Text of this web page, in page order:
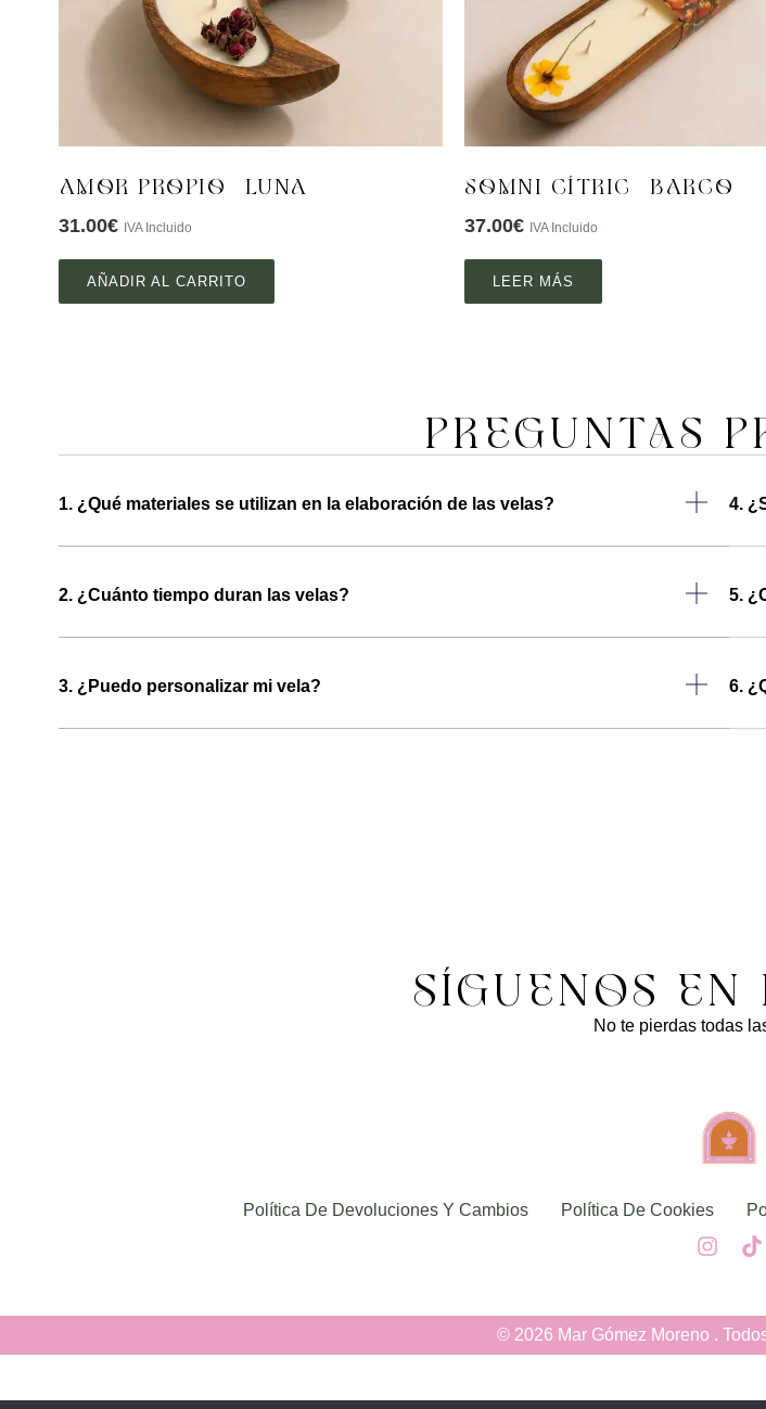
AMOR PROPIO – LUNA
31.00€ IVA Incluido
AÑADIR AL CARRITO
SOMNI CÍTRIC – BARCO
37.00€ IVA Incluido
LEER MÁS
PREGUNTAS
1. ¿Qué materiales se utilizan en la elaboración de las velas?
2. ¿Cuánto tiempo duran las velas?
3. ¿Puedo personalizar mi vela?
4.
5.
6.
SÍGUENOS EN
No te pierdas todas
Política De Devoluciones Y Cambios Política De Cookies
© 2026 Mar Gómez Moreno .